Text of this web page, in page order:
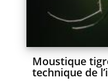
Moustique
technique de